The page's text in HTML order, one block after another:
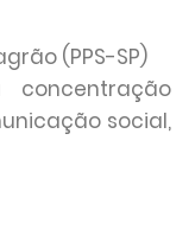
(PPS-SP)
social,